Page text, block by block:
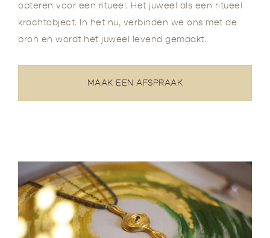
opteren voor een ritueel. Het juweel als een ritueel
krachtobject. In het nu, verbinden we ons met de
bron en wordt het juweel levend gemaakt.
MAAK EEN AFSPRAAK